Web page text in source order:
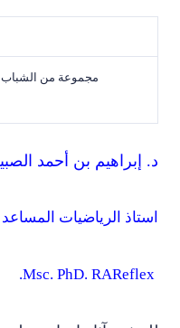
مجموعة من الشباب
د. إبراهيم بن أحمد
استاذ الرياضيات المساعد